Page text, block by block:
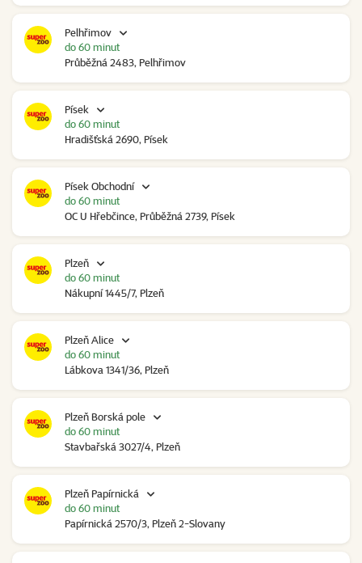
Pelhřimov
Průběžná 2483, Pelhřimov
do 60 minut
Písek
Hradišťská 2690, Písek
do 60 minut
Písek Obchodní
OC U Hřebčince, Průběžná 2739, Písek
do 60 minut
Plzeň
Nákupní 1445/7, Plzeň
do 60 minut
Plzeň Alice
Lábkova 1341/36, Plzeň
do 60 minut
Plzeň Borská pole
Stavbařská 3027/4, Plzeň
do 60 minut
Plzeň Papírnická
Papírnická 2570/3, Plzeň 2-Slovany
do 60 minut